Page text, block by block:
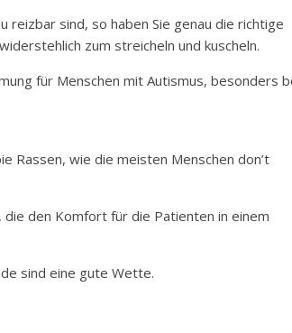
reizbar sind, so haben Sie genau die richtige
zum streicheln und kuscheln.
für Menschen mit Autismus, besonders
Rassen, wie die meisten Menschen don’t
die den Komfort für die Patienten in einem
sind eine gute Wette.